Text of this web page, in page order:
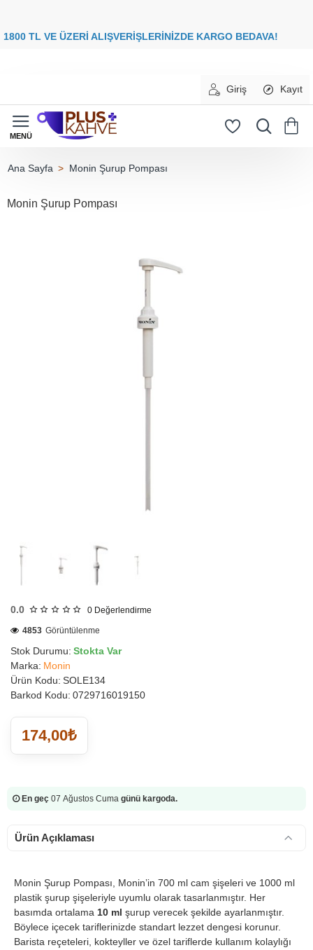
00 TL VE ÜZERİ ALIŞVERİŞLERİNİZDE KARGO
Giriş Kayıt
Monin Şurup Pompası
Monin Şurup Pompası
0.0 0 Değerlendirme
Stok Durumu: Stokta Var
Marka: Monin
Ürün Kodu: SOLE134
Barkod Kodu: 0729716019150
4853 Görüntülenme
174,00₺
En geç 07 Ağustos Cuma günü kargoda.
Ürün Açıklaması
Monin Şurup Pompası, Monin’in 700 ml cam şişeleri ve 1000 ml
plastik şurup şişeleriyle uyumlu olarak tasarlanmıştır. Her
basımda ortalama 10 ml şurup verecek şekilde ayarlanmıştır.
Böylece içecek tariflerinizde standart lezzet dengesi korunur.
Barista reçeteleri, kokteyller ve özel tariflerde kullanım kolaylığı